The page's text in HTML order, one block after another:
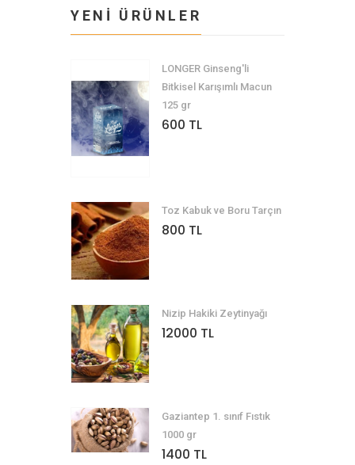
YENİ ÜRÜNLER
LONGER Ginseng'li
Bitkisel Karışımlı Macun
125 gr
600 TL
Toz Kabuk ve Boru Tarçın
800 TL
Nizip Hakiki Zeytinyağı
12000 TL
Gaziantep 1. sınıf Fıstık
1000 gr
1400 TL